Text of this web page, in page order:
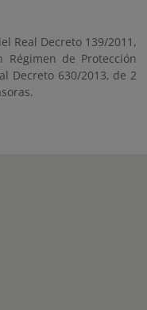
Real Decreto 139/2011,
de Protección
Decreto 630/2013, de 2